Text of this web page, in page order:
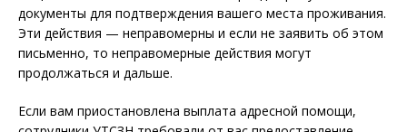
документы для подтверждения вашего места проживания.
Эти действия — неправомерны и если не заявить об этом
письменно, то неправомерные действия могут
продолжаться и дальше.
Если вам приостановлена выплата адресной помощи,